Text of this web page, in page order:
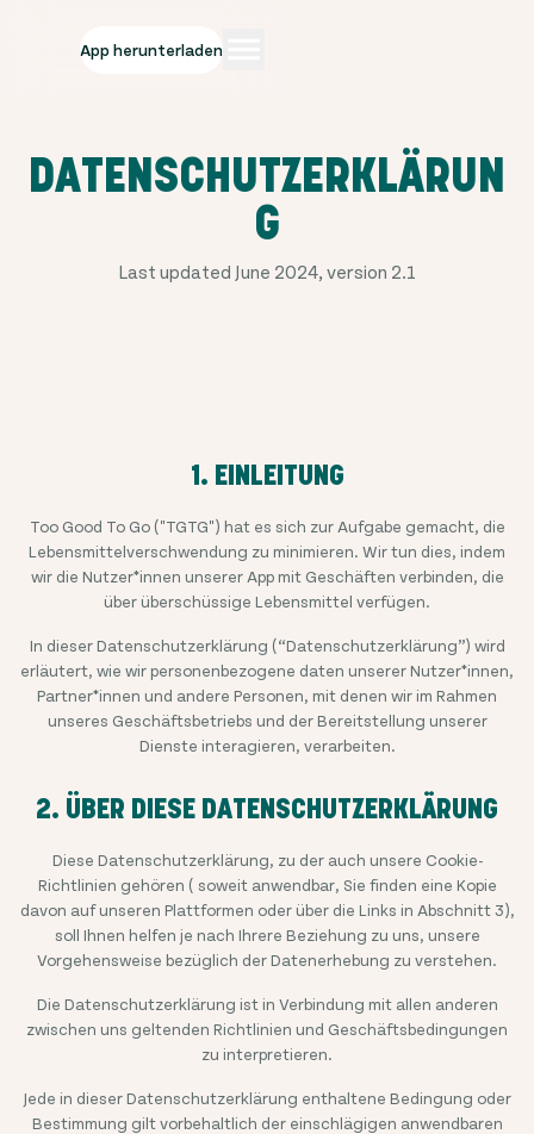
App herunterladen
DATENSCHUTZERKLÄRUN
G
Last updated June 2024, version 2.1
1. EINLEITUNG
Too Good To Go ("TGTG") hat es sich zur Aufgabe gemacht, die
Lebensmittelverschwendung zu minimieren. Wir tun dies, indem
wir die Nutzer*innen unserer App mit Geschäften verbinden, die
über überschüssige Lebensmittel verfügen.
In dieser Datenschutzerklärung (“Datenschutzerklärung”) wird
erläutert, wie wir personenbezogene daten unserer Nutzer*innen,
Partner*innen und andere Personen, mit denen wir im Rahmen
unseres Geschäftsbetriebs und der Bereitstellung unserer
Dienste interagieren, verarbeiten.
2. ÜBER DIESE DATENSCHUTZERKLÄRUNG
Diese Datenschutzerklärung, zu der auch unsere Cookie-
Richtlinien gehören ( soweit anwendbar, Sie finden eine Kopie
davon auf unseren Plattformen oder über die Links in Abschnitt 3),
soll Ihnen helfen je nach Ihrere Beziehung zu uns, unsere
Vorgehensweise bezüglich der Datenerhebung zu verstehen.
Die Datenschutzerklärung ist in Verbindung mit allen anderen
zwischen uns geltenden Richtlinien und Geschäftsbedingungen
zu interpretieren.
Jede in dieser Datenschutzerklärung enthaltene Bedingung oder
Bestimmung gilt vorbehaltlich der einschlägigen anwendbaren